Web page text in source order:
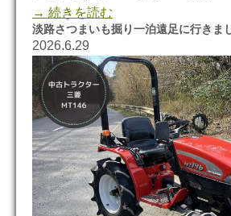
→ 続きを読む
淡路さつまいも掘り一泊遠足に行きま
2026.6.29